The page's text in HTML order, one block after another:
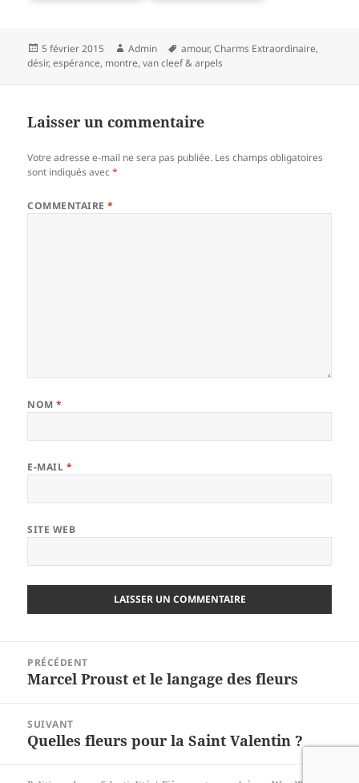
Publié
le
5 février 2015 Auteur
Admin
Mots-
clés
amour,Charms Extraordinaire,
désir,espérance, montre,van cleef & arpels
Laisser un commentaire
Votre adresse e-mail ne sera pas publiée. Les champs obligatoires
sont indiqués avec*
COMMENTAIRE*
NOM*
E-MAIL *
SITE WEB
l’article
PRÉCÉDENT
Article
Marcel Proust et le langage des fleurs
SUIVANT
Article
Quelles fleurs pour la Saint Valentin ?